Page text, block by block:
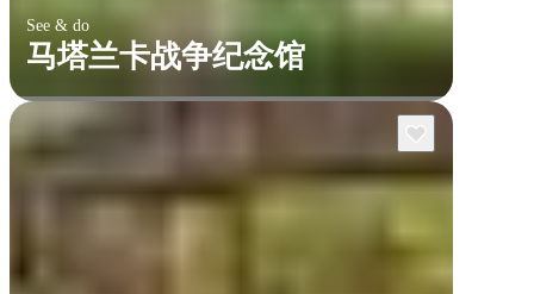
See & do
马塔兰卡战争纪念馆